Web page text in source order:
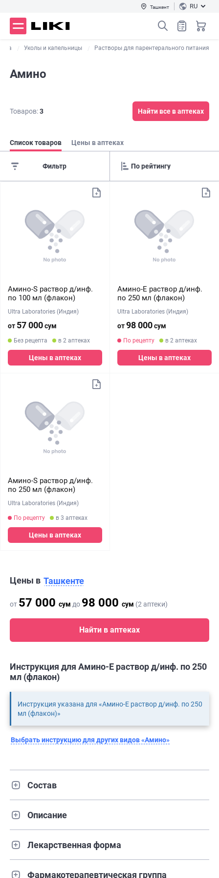
Ташкент RU
Уколы и капельницы Растворы для парентерального питания
Амино
Товаров:3 Найти все в аптеках
Список товаров Цены в аптеках
Фильтр
Амино-S раствор д/инф.
по 100 мл (флакон)
Ultra Laboratories (Индия)
от 57 000сум
Без рецепта в 2 аптеках
Цены в аптеках
Амино-Е раствор д/инф.
по 250 мл (флакон)
Ultra Laboratories (Индия)
от98 000сум
По рецепту в 2 аптеках
Цены в аптеках
Амино-S раствор д/инф.
по 250 мл (флакон)
Ultra Laboratories (Индия)
По рецепту в 3 аптеках
Цены в аптеках
Цены в Ташкенте
от 57 000 сум до 98 000 сум (2 аптеки)
Найти в аптеках
Инструкция для Амино-Е раствор д/инф. по 250
мл (флакон)
Инструкция указана для «Амино-Е раствор д/инф. по 250
мл (флакон)»
Выбрать инструкцию для других видов «Амино»
Состав
Описание
Лекарственная форма
Фармакотерапевтическая группа